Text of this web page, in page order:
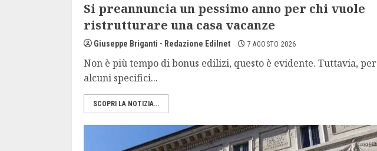
Si preannuncia un pessimo anno per chi vuole
ristrutturare una casa vacanze
Giuseppe Briganti - Redazione Edilnet 7 AGOSTO 2026
Non è più tempo di bonus edilizi, questo è evidente. Tuttavia, per
alcuni specifici...
SCOPRI LA NOTIZIA...